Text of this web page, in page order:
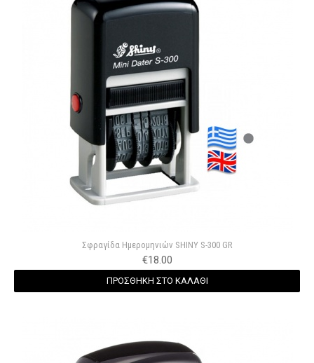
Σφραγίδα Hμερομηνιών SHINY S-300 GR
€18.00
ΠΡΟΣΘΗΚΗ ΣΤΟ ΚΑΛΑΘΙ